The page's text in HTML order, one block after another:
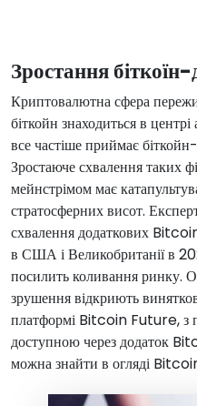
Зростання
Криптовалютна сфера
біткойн знаходиться в
все частіше приймає
Зростаюче схвалення таких
мейнстрімом має
стратосферних висот.
схвалення додаткових
в США і Великобританії в
посилить коливання ринку.
зрушення відкриють
платформі Bitcoin Future, з
доступною через додаток
можна знайти в огляді